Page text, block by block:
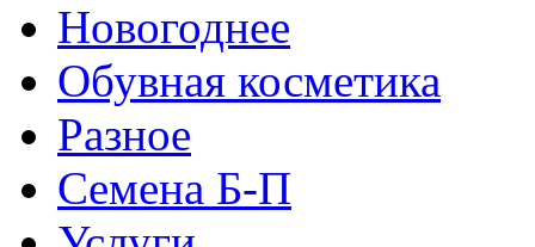
Новогоднее
Обувная косметика
Разное
Семена Б-П